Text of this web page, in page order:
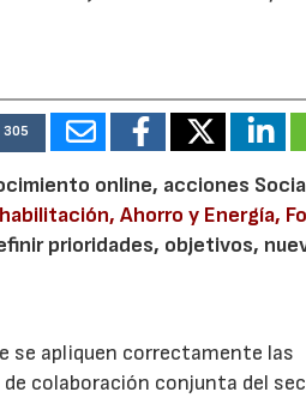
305
online, acciones
Ahorro y Energía,
prioridades, objetivos,
se apliquen correctamente las
colaboración conjunta del